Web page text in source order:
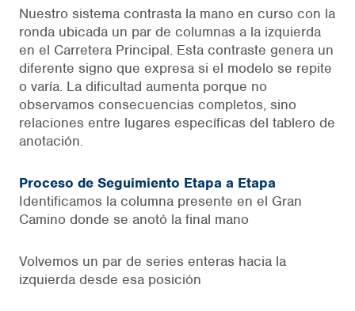
Nuestro sistema contrasta la mano en curso con la
ronda ubicada un par de columnas a la izquierda
en el Carretera Principal. Esta contraste genera un
diferente signo que expresa si el modelo se repite
o varía. La dificultad aumenta porque no
observamos consecuencias completos, sino
relaciones entre lugares específicas del tablero de
anotación.
Proceso de Seguimiento Etapa a Etapa
Identificamos la columna presente en el Gran
Camino donde se anotó la final mano
Volvemos un par de series enteras hacia la
izquierda desde esa posición